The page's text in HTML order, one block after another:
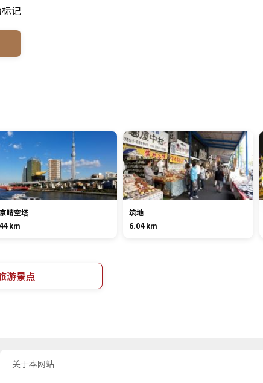
记
晴空塔
km
筑地
6.04 km
游景点
关于本网站